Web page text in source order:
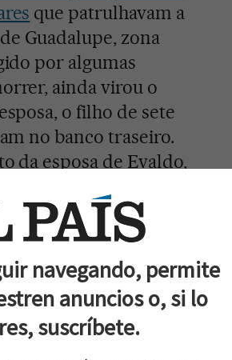
que patrulhavam a
Guadalupe, zona
por algumas
ainda virou o
o filho de sete
no banco traseiro.
da esposa de Evaldo,
ferido, assim
local no momento
segundo eles em
de "assaltantes" que
com os
navegando, permite
anuncios o, si lo
suscríbete.